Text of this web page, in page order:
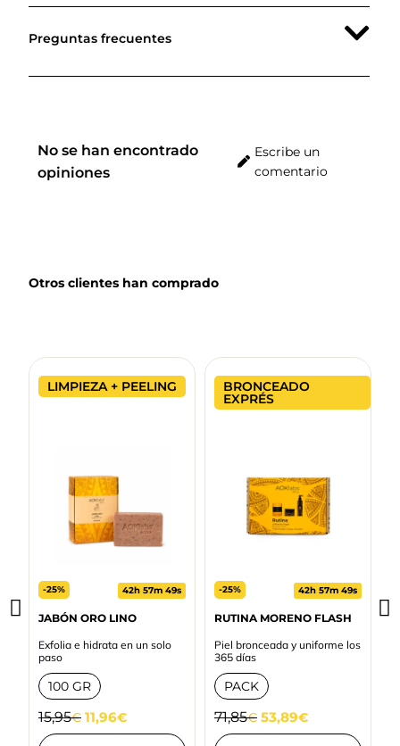
Preguntas frecuentes
No se han encontrado
opiniones
Escribe un
comentario
Otros clientes han comprado
LIMPIEZA + PEELING
-25% 42h 57m 49s
JABÓN ORO LINO
Exfolia e hidrata en un solo
paso
100 GR
15,95€ 11,96€
BRONCEADO
EXPRÉS
-25% 42h 57m 49s
RUTINA MORENO FLASH
Piel bronceada y uniforme los
365 días
PACK
71,85€ 53,89€